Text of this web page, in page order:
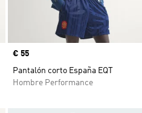
Precio
€ 55
Pantalón corto España EQT
Hombre Performance